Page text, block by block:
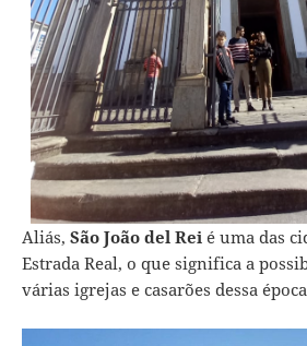
Aliás, São João del Rei é uma das
Estrada Real, o que significa a
várias igrejas e casarões dessa